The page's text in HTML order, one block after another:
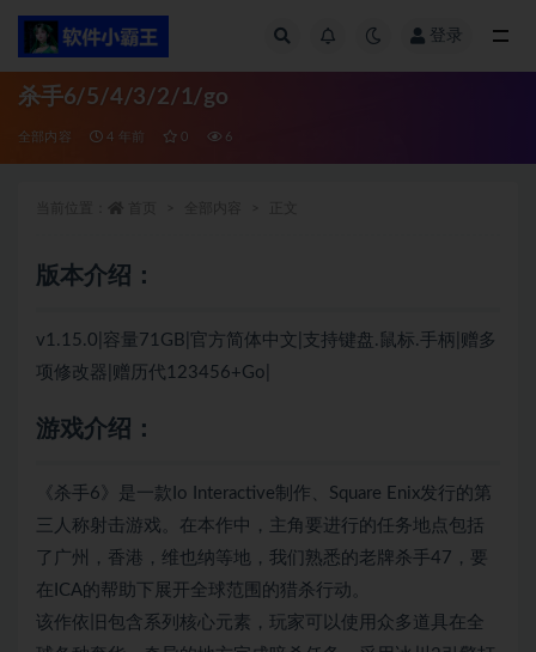
登录
杀手6/5/4/3/2/1/go
全部内容 4 年前 0 6
版本介绍：
v1.15.0|容量71GB|官方简体中文|支持键盘.鼠标.手柄|赠多
项修改器|赠历代123456+Go|
游戏介绍：
《杀手6》是一款Io Interactive制作、Square Enix发行的第
三人称射击游戏。在本作中，主角要进行的任务地点包括
了广州，香港，维也纳等地，我们熟悉的老牌杀手47，要
在ICA的帮助下展开全球范围的猎杀行动。
该作依旧包含系列核心元素，玩家可以使用众多道具在全